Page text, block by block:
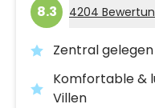
8.3 4204
Zentral
Komfortable &
Villen